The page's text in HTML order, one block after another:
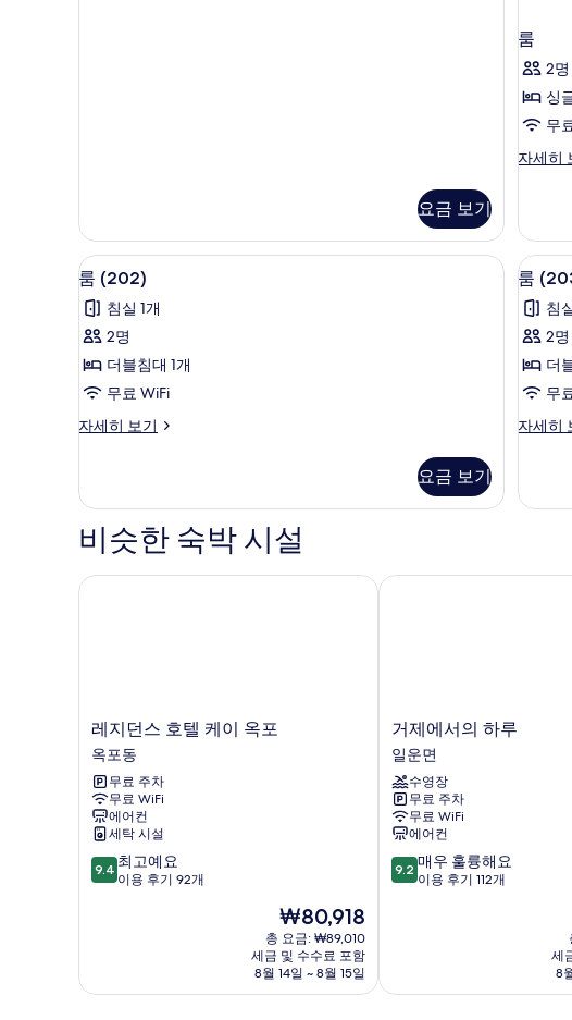
요금 보기
룸
2명
싱
무
자세히
룸
보
기
룸
(202)
사
진
모
두
보
무료 WiFi, 각각 다른 스타일의 인테리어, 각
8
룸 (202)
침실 1개
2명
더블침대 1개
무료 WiFi
자세히 보기
룸
히
기
요금 보기
룸
(203)
사
진
모
두
보
8
룸
침
2명
더
무
자세히
룸
히
비슷한 숙박 시설
레
지
던
스
호
텔
케
이
옥
레지던스 호텔 케이 옥포
옥포동
무료 주차
무료 WiFi
에어컨
세탁 시설
10
점
최
9.4 최고예요
이용 후기 92개
현
재
요
금
₩80,918
₩80,918
총 요금: ₩89,010
세금 및 수수료 포함
8월 14일 ~ 8월 15일
레지던스 호텔 케이 옥포
거
제
에
서
의
하
루
일
운
거제에서의 하루
일운면
수영장
무료 주차
무료 WiFi
에어컨
10
점
매
9.2 매우 훌륭해요
이용 후기 112개
세
8
거제에서의 하루